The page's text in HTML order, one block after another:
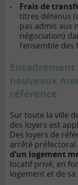
Frais de
titres détenus
pas admis aux
négociation)
l’ensemble
Encadrement
nouveaux
référence
Sur toute la ville
des loyers est
Des loyers de
arrêté
d’un logement
locatif privé, en
logement et de